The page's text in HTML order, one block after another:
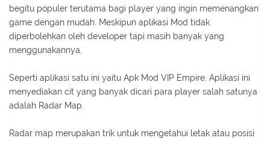
begitu populer terutama bagi player yang ingin memenangkan
game dengan mudah. Meskipun aplikasi Mod tidak
diperbolehkan oleh developer tapi masih banyak yang
menggunakannya.
Seperti aplikasi satu ini yaitu Apk Mod VIP Empire. Aplikasi ini
menyediakan cit yang banyak dicari para player salah satunya
adalah Radar Map.
Radar map merupakan trik untuk mengetahui letak atau posisi